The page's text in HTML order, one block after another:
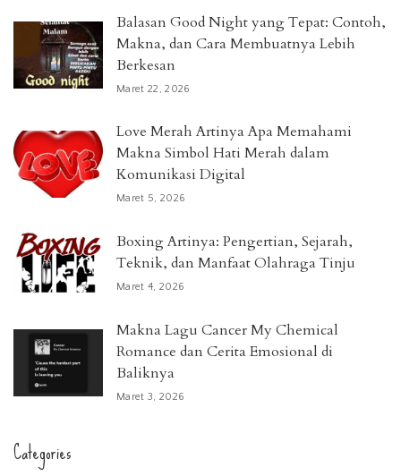
Balasan Good Night yang Tepat: Contoh,
Makna, dan Cara Membuatnya Lebih
Berkesan
Maret 22, 2026
Love Merah Artinya Apa Memahami
Makna Simbol Hati Merah dalam
Komunikasi Digital
Maret 5, 2026
Boxing Artinya: Pengertian, Sejarah,
Teknik, dan Manfaat Olahraga Tinju
Maret 4, 2026
Makna Lagu Cancer My Chemical
Romance dan Cerita Emosional di
Baliknya
Maret 3, 2026
Categories